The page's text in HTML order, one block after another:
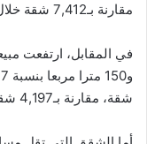
مقارنة بـ7,412 شقة خلال الفترة نفسها من عام 2025.
شقة، مقارنة بـ4,197 شقة في الفترة نفسها من العام الماضي.